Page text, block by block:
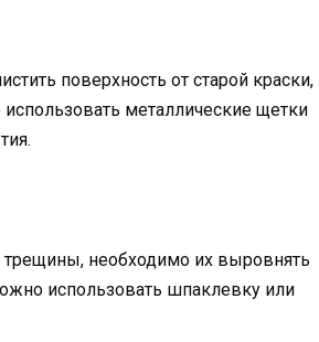
поверхность от старой краски,
металлические щетки
трещины, необходимо их выровнять
использовать шпаклевку или